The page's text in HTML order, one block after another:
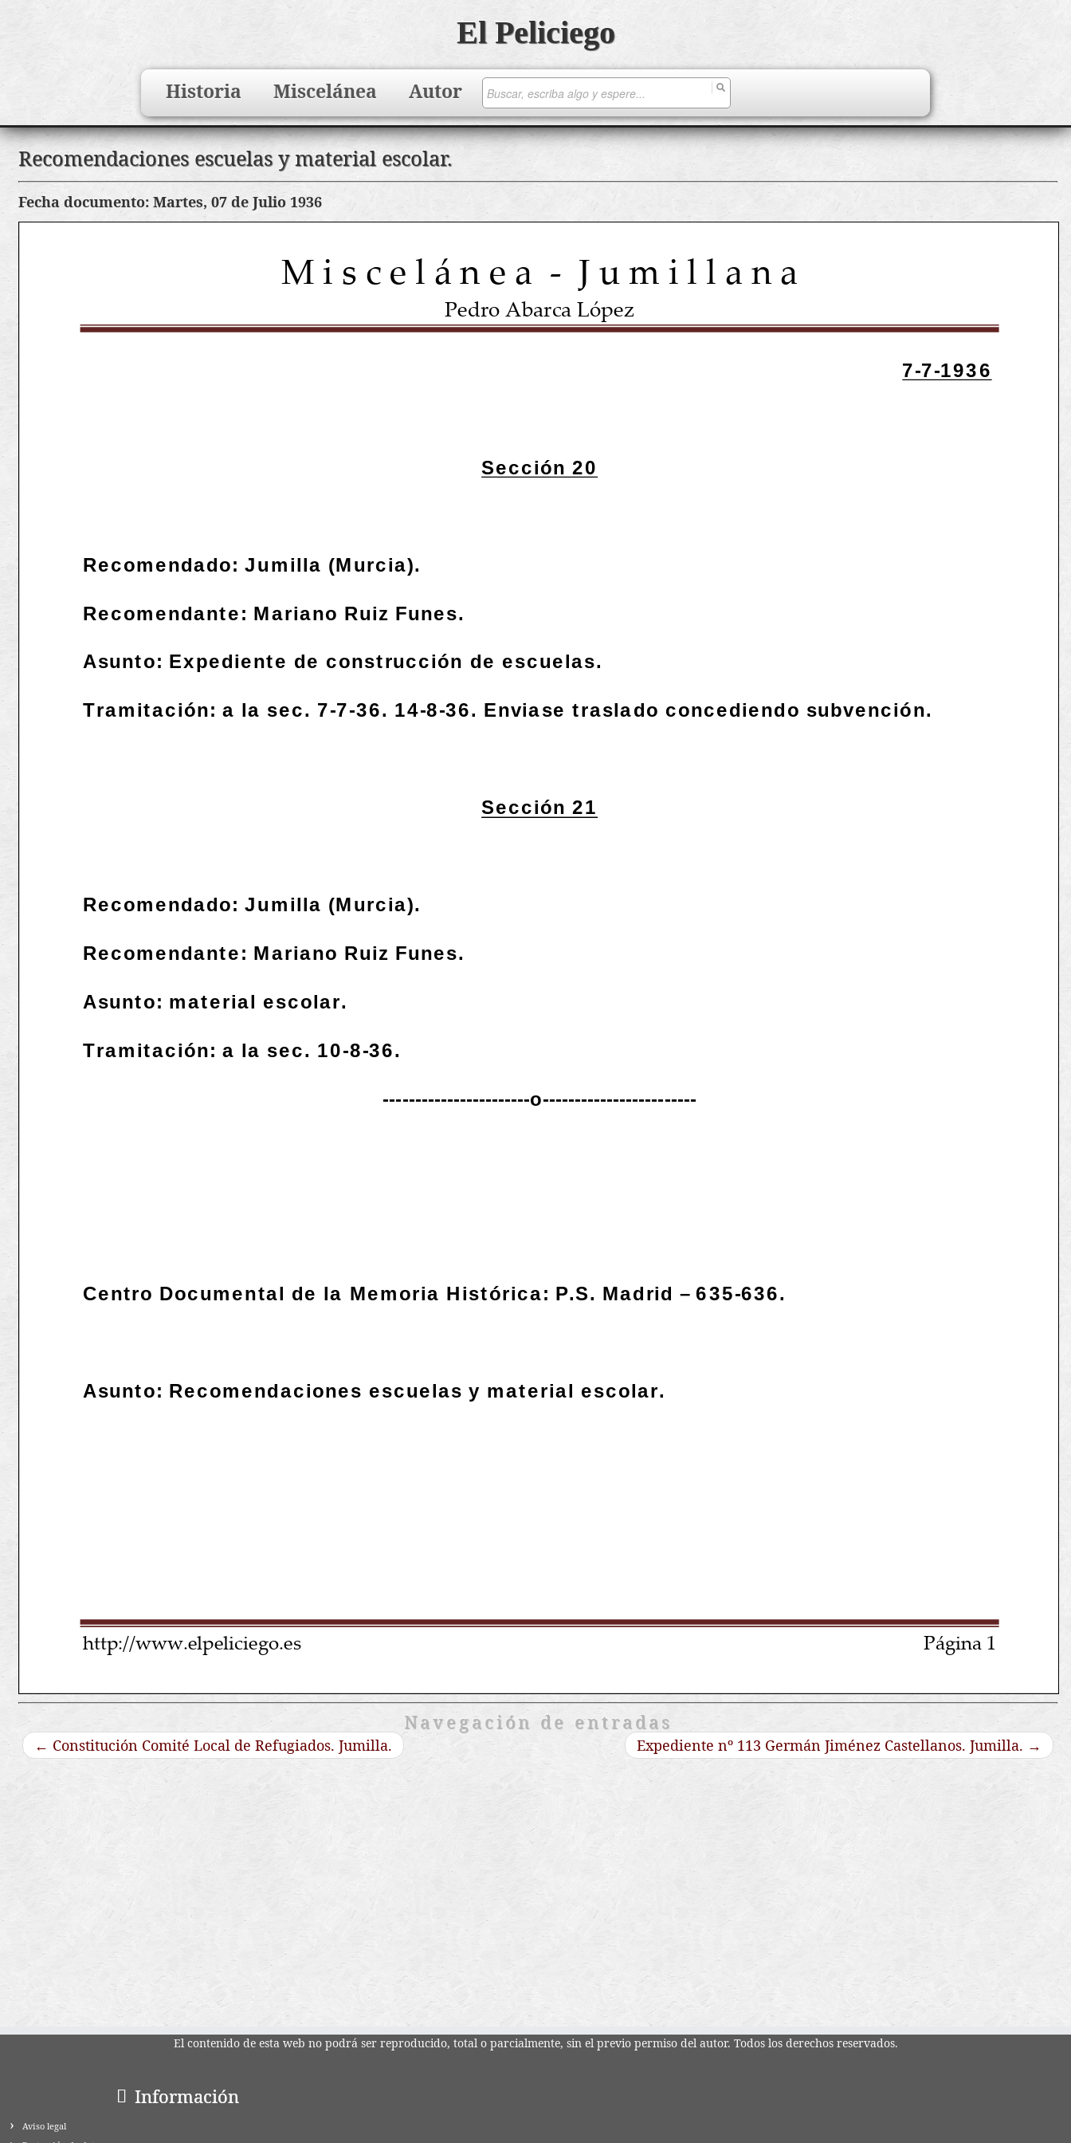
Saltar
contenido
El Peliciego
Historia Miscelánea Autor
Search
Recomendaciones escuelas y material escolar.
Fecha documento: Martes, 07 de Julio 1936
Navegación de entradas
← Constitución Comité Local de Refugiados. Jumilla. Expediente nº 113 Germán Jiménez Castellanos. Jumilla. →
El contenido de esta web no podrá ser reproducido, total o parcialmente, sin el previo permiso del autor. Todos los derechos reservados.
Información
Aviso legal